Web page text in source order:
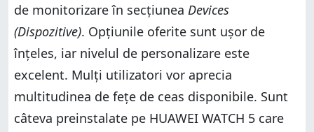
de monitorizare în secțiunea Devices
(Dispozitive). Opțiunile oferite sunt ușor de
înțeles, iar nivelul de personalizare este
excelent. Mulți utilizatori vor aprecia
multitudinea de fețe de ceas disponibile. Sunt
câteva preinstalate pe HUAWEI WATCH 5 care